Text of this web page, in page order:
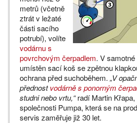
metrů (včetně
ztrát v ležaté
části sacího
potrubí), volíte
vodárnu s
povrchovým čerpadlem. V
umístěn sací koš se zpětnou
ochrana před suchoběhem. „V
přednostvodárně s ponorným
studni nebo vrtu,“radí Martin Křapa,
společnosti Pumpa, která se na
servis zaměřuje již 30 let.